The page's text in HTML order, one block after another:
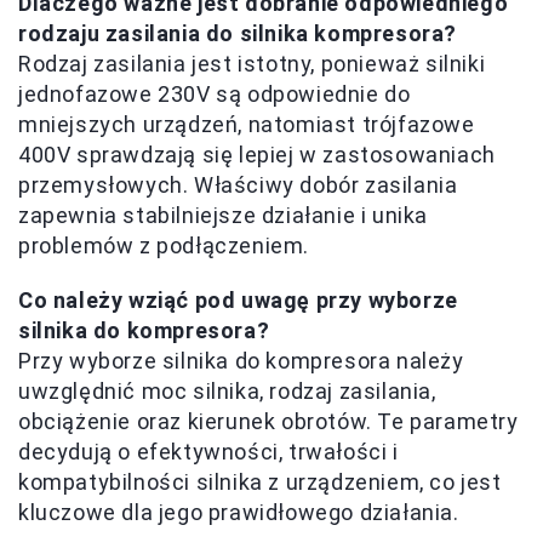
rodzaju zasilania do silnika kompresora?
Rodzaj zasilania jest istotny, ponieważ silniki
jednofazowe 230V są odpowiednie do
mniejszych urządzeń, natomiast trójfazowe
400V sprawdzają się lepiej w zastosowaniach
przemysłowych. Właściwy dobór zasilania
zapewnia stabilniejsze działanie i unika
problemów z podłączeniem.
Co należy wziąć pod uwagę przy wyborze
silnika do kompresora?
Przy wyborze silnika do kompresora należy
uwzględnić moc silnika, rodzaj zasilania,
obciążenie oraz kierunek obrotów. Te parametry
decydują o efektywności, trwałości i
kompatybilności silnika z urządzeniem, co jest
kluczowe dla jego prawidłowego działania.